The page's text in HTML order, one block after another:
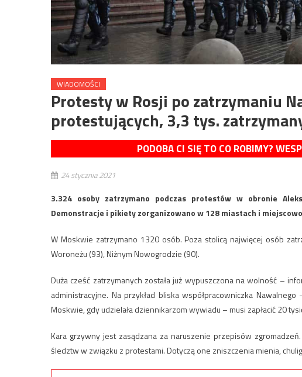
WIADOMOŚCI
Protesty w Rosji po zatrzymaniu
protestujących, 3,3 tys.
PODOBA CI SIĘ TO CO ROBIMY?
24 stycznia 2021
3.324 osoby zatrzymano podczas protestów w obronie
Demonstracje i pikiety zorganizowano w 128 miastach i
W Moskwie zatrzymano 1320 osób. Poza stolicą najwięcej osób
Woroneżu (93), Niżnym Nowogrodzie (90).
Duża cześć zatrzymanych została już wypuszczona na wolność –
administracyjne. Na przykład bliska współpracowniczka
Moskwie, gdy udzielała dziennikarzom wywiadu – musi zapłacić 20
Kara grzywny jest zasądzana za naruszenie przepisów
śledztw w związku z protestami. Dotyczą one zniszczenia mienia,